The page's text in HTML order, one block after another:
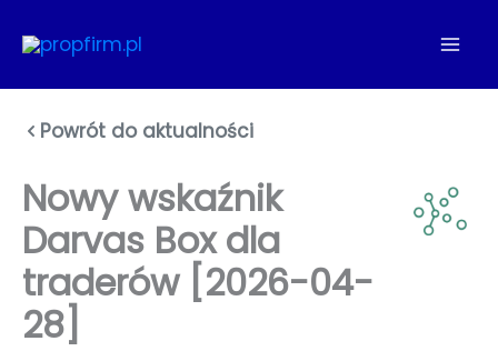
do
Powrót do aktualności
Nowy wskaźnik
Darvas Box dla
traderów [2026-04-
28]